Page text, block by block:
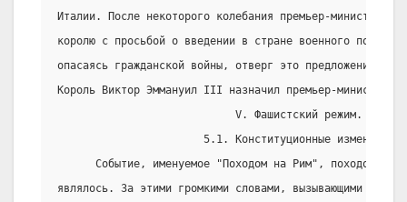
Италии. После некоторого колебания премьер-министр
королю с просьбой о введении в стране военного
опасаясь гражданской войны, отверг это предложение.
Король Виктор Эммануил III назначил премьер-министром
                            V. Фашистский режим.
                       5.1. Конституционные изменения.
Событие, именуемое "Походом на Рим", походом в
являлось. За этими громкими словами, вызывающими в